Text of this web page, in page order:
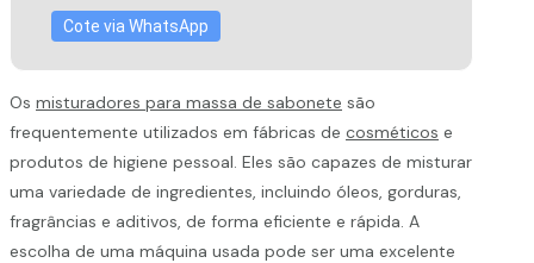
Cote via WhatsApp
Os misturadores para massa de sabonete são
frequentemente utilizados em fábricas de cosméticos e
produtos de higiene pessoal. Eles são capazes de misturar
uma variedade de ingredientes, incluindo óleos, gorduras,
fragrâncias e aditivos, de forma eficiente e rápida. A
escolha de uma máquina usada pode ser uma excelente